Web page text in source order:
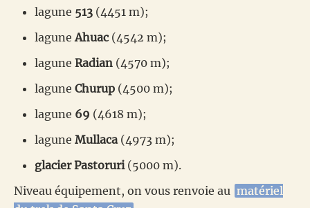
lagune 513 (4451 m);
lagune Ahuac (4542 m);
lagune Radian (4570 m);
lagune Churup (4500 m);
lagune 69 (4618 m);
lagune Mullaca(4973 m);
glacier Pastoruri(5000 m).
Niveau équipement, on vous renvoie au matériel